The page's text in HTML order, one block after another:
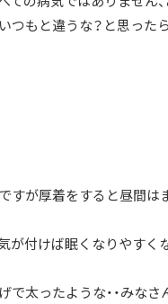
つもと違うな？と思った
すが厚着をすると昼間は
が付けば眠くなりやすく
で太ったような・・みなさ